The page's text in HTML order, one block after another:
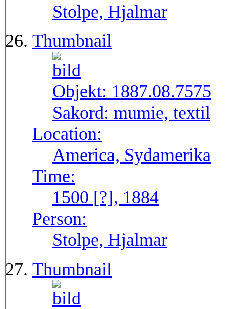
Stolpe, Hjalmar
Thumbnail
Objekt: 1887.08.7575
Sakord: mumie, textil
Location:
America, Sydamerika
Time:
1500 [?], 1884
Person:
Stolpe, Hjalmar
Thumbnail